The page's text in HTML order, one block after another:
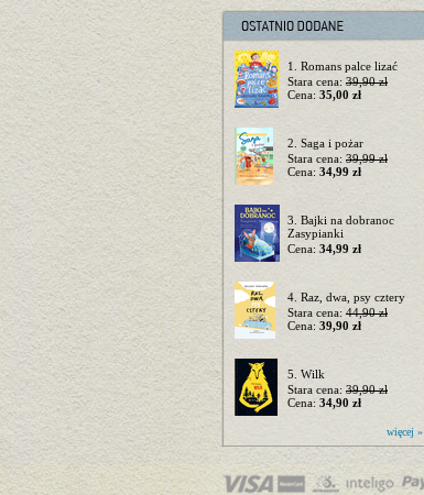
1. Romans palce lizać
Stara cena: 39,90 zł
Cena: 35,00 zł
2. Saga i pożar
Stara cena: 39,99 zł
Cena: 34,99 zł
3. Bajki na dobranoc
Zasypianki
Cena: 34,99 zł
4. Raz, dwa, psy cztery
Stara cena: 44,90 zł
Cena: 39,90 zł
5. Wilk
Stara cena: 39,90 zł
Cena: 34,90 zł
więcej »